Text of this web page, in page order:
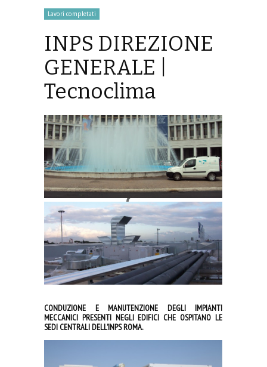
Lavori completati
INPS DIREZIONE
GENERALE |
Tecnoclima
CONDUZIONE E MANUTENZIONE DEGLI IMPIANTI
MECCANICI PRESENTI NEGLI EDIFICI CHE OSPITANO LE
SEDI CENTRALI DELL’INPS ROMA.